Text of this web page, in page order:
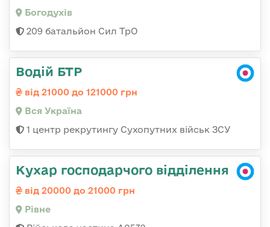
Богодухів
209 батальйон Сил ТрО
Водій БТР
від 21000 до 121000 грн
Вся Україна
1 центр рекрутингу Сухопутних військ ЗСУ
Кухар господарчого відділення
від 20000 до 21000 грн
Рівне